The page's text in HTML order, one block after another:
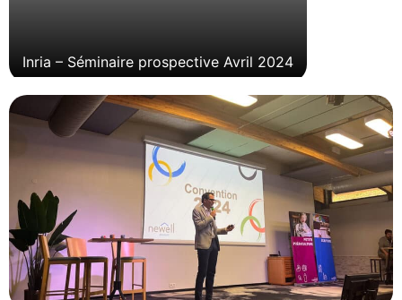
Inria – Séminaire prospective Avril 2024